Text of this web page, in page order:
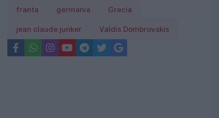
franta germania Grecia
jean claude junker Valdis Dombrovskis